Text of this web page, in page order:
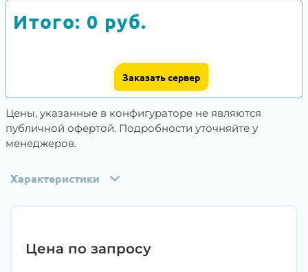
Итого: 0 руб.
Заказать сервер
Цены, указанные в конфигураторе не являются
публичной офертой. Подробности уточняйте у
менеджеров.
Характеристики
Цена по запросу